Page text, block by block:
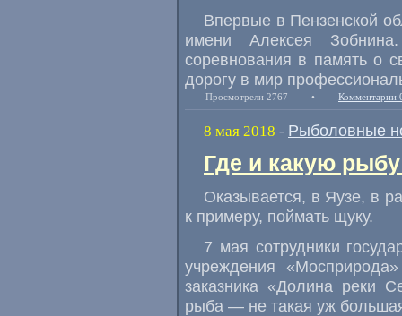
Впервые в Пензенской
имени Алексея
соревнования в память о
дорогу в мир
Просмотрели 2767 • Комментарии
8 мая 2018 - Рыболовные
Где и какую
Оказывается, в Яузе, в
к примеру, поймать щуку.
7 мая сотрудники
учреждения
«
заказника «Долина реки
рыба — не такая уж